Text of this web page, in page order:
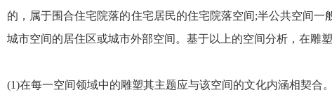
的，属于围合住宅院落的住宅居民的住宅院落空间;半公共空间
城市空间的居住区或城市外部空间。基于以上的空间分析，在雕
(1)在每一空间领域中的雕塑其主题应与该空间的文化内涵相契合